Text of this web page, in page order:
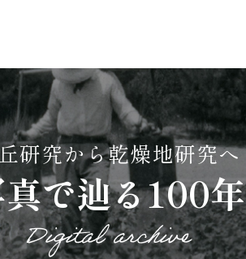
研究から乾燥地研究へ
で辿る100年
Digital archive